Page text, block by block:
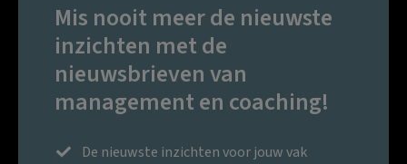
Mis nooit meer de nieuwste
inzichten met de
nieuwsbrieven van
management en coaching!
De nieuwste inzichten voor jouw vak